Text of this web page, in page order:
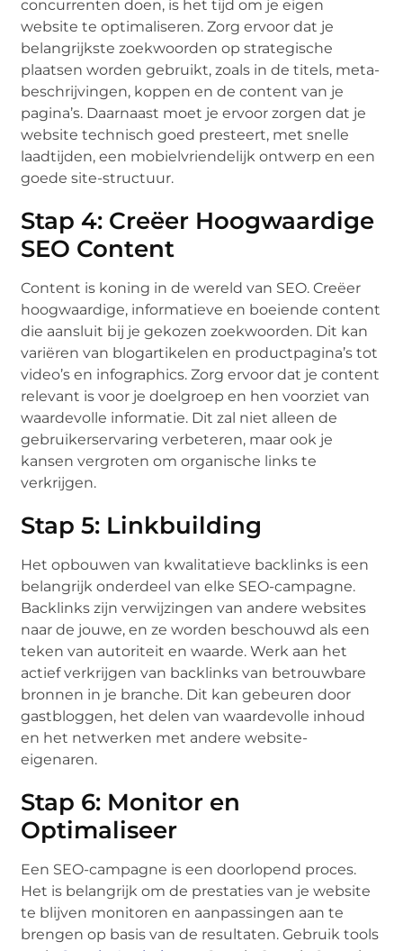
concurrenten doen, is het tijd om je eigen
website te optimaliseren. Zorg ervoor dat je
belangrijkste zoekwoorden op strategische
plaatsen worden gebruikt, zoals in de titels, meta-
beschrijvingen, koppen en de content van je
pagina’s. Daarnaast moet je ervoor zorgen dat je
website technisch goed presteert, met snelle
laadtijden, een mobielvriendelijk ontwerp en een
goede site-structuur.
Stap 4: Creëer Hoogwaardige
SEO Content
Content is koning in de wereld van SEO. Creëer
hoogwaardige, informatieve en boeiende content
die aansluit bij je gekozen zoekwoorden. Dit kan
variëren van blogartikelen en productpagina’s tot
video’s en infographics. Zorg ervoor dat je content
relevant is voor je doelgroep en hen voorziet van
waardevolle informatie. Dit zal niet alleen de
gebruikerservaring verbeteren, maar ook je
kansen vergroten om organische links te
verkrijgen.
Stap 5: Linkbuilding
Het opbouwen van kwalitatieve backlinks is een
belangrijk onderdeel van elke SEO-campagne.
Backlinks zijn verwijzingen van andere websites
naar de jouwe, en ze worden beschouwd als een
teken van autoriteit en waarde. Werk aan het
actief verkrijgen van backlinks van betrouwbare
bronnen in je branche. Dit kan gebeuren door
gastbloggen, het delen van waardevolle inhoud
en het netwerken met andere website-
eigenaren.
Stap 6: Monitor en
Optimaliseer
Een SEO-campagne is een doorlopend proces.
Het is belangrijk om de prestaties van je website
te blijven monitoren en aanpassingen aan te
brengen op basis van de resultaten. Gebruik tools